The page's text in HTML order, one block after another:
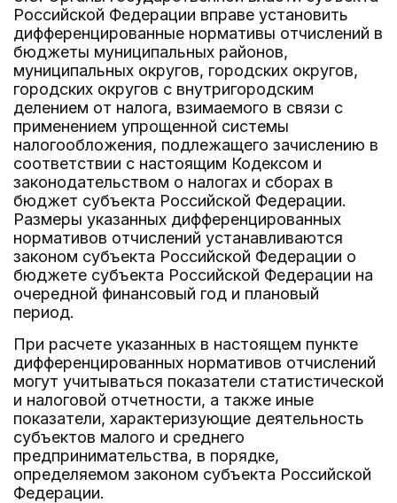
Российской Федерации вправе установить
дифференцированные нормативы отчислений в
бюджеты муниципальных районов,
муниципальных округов, городских округов,
городских округов с внутригородским
делением от налога, взимаемого в связи с
применением упрощенной системы
налогообложения, подлежащего зачислению в
соответствии с настоящим Кодексом и
законодательством о налогах и сборах в
бюджет субъекта Российской Федерации.
Размеры указанных дифференцированных
нормативов отчислений устанавливаются
законом субъекта Российской Федерации о
бюджете субъекта Российской Федерации на
очередной финансовый год и плановый
период.
При расчете указанных в настоящем пункте
дифференцированных нормативов отчислений
могут учитываться показатели статистической
и налоговой отчетности, а также иные
показатели, характеризующие деятельность
субъектов малого и среднего
предпринимательства, в порядке,
определяемом законом субъекта Российской
Федерации.